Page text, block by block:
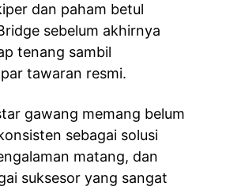
dan paham betul
sebelum akhirnya
tenang sambil
tawaran resmi.
gawang memang belum
sebagai solusi
matang, dan
suksesor yang sangat